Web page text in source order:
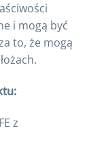
i mogą być
to, że mogą
z